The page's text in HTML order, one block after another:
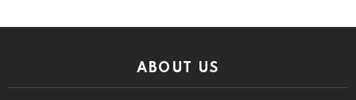
ABOUT US